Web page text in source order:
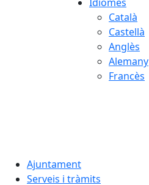
Català
Castellà
Anglès
Alemany
Francès
Ajuntament
Serveis i tràmits